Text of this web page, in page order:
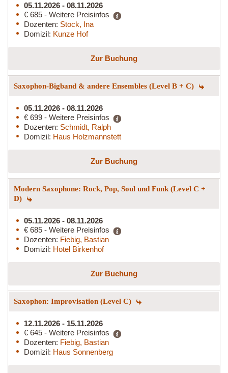
05.11.2026 - 08.11.2026
€ 685 - Weitere Preisinfos
Dozenten: Stock, Ina
Domizil: Kunze Hof
Zur Buchung
Saxophon-Bigband & andere Ensembles (Level B + C)
05.11.2026 - 08.11.2026
€ 699 - Weitere Preisinfos
Dozenten: Schmidt, Ralph
Domizil: Haus Holzmannstett
Zur Buchung
Modern Saxophone: Rock, Pop, Soul und Funk (Level C +
D)
05.11.2026 - 08.11.2026
€ 685 - Weitere Preisinfos
Dozenten: Fiebig, Bastian
Domizil: Hotel Birkenhof
Zur Buchung
Saxophon: Improvisation (Level C)
12.11.2026 - 15.11.2026
€ 645 - Weitere Preisinfos
Dozenten: Fiebig, Bastian
Domizil: Haus Sonnenberg